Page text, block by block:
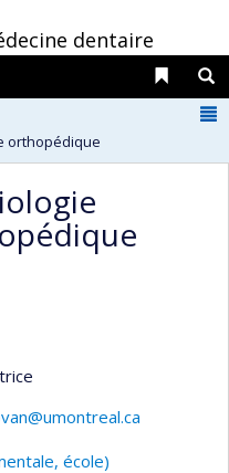
dentaire
Liens
orthopédique
école)